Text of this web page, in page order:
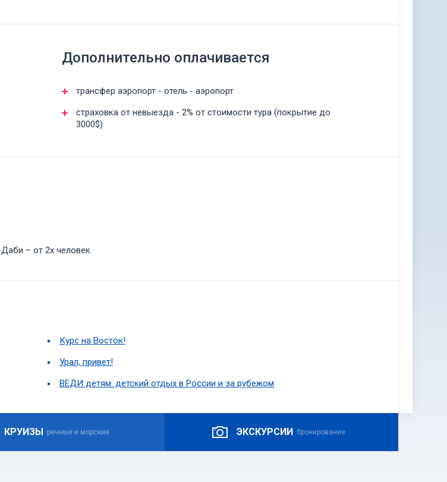
Дополнительно оплачивается
трансфер аэропорт - отель - аэропорт
страховка от невыезда - 2% от стоимости тура (покрытие до
3000$)
– от 2х человек
Курс на Восток!
Урал, привет!
ВЕДИ детям: детский отдых в России и за рубежом
КРУИЗЫ речные и морские ЭКСКУРСИИ бронирование